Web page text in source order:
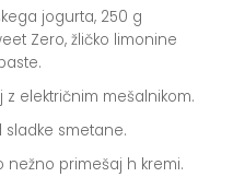
jogurta, 250 g
Zero, žličko limonine
električnim mešalnikom.
smetane.
primešaj h kremi.